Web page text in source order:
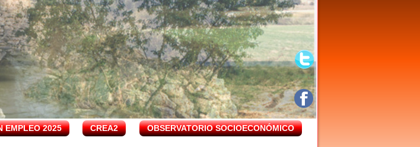
EMPLEO 2025 CREA2 OBSERVATORIO SOCIOECONÓMICO